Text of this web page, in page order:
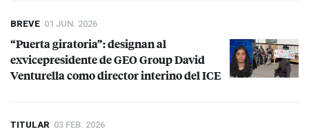
BREVE 01 JUN. 2026
“Puerta giratoria”: designan al
exvicepresidente deGEOGroup David
Venturella como director interino delICE
TITULAR 03 FEB. 2026